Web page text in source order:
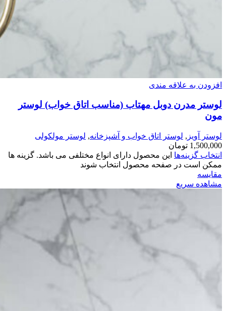
افزودن به علاقه مندی
لوستر مدرن دوبل مهتاب (مناسب اتاق خواب) لوستر
مون
لوستر آویز , لوستر اتاق خواب و آشپزخانه, لوستر مولکولی
1,500,000 تومان
انتخاب گزینه‌ها این محصول دارای انواع مختلفی می باشد. گزینه ها
ممکن است در صفحه محصول انتخاب شوند
مقایسه
مشاهده سریع